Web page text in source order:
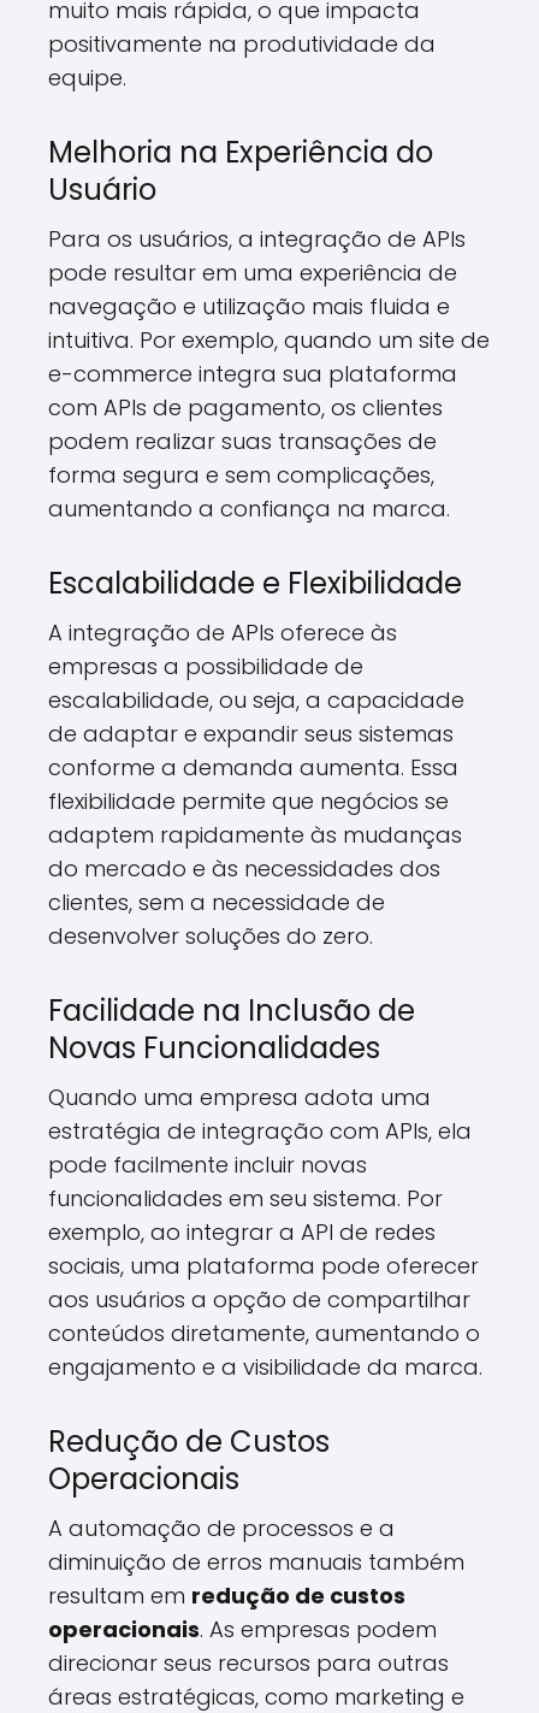
muito mais rápida, o que impacta
positivamente na produtividade da
equipe.
Melhoria na Experiência do
Usuário
Para os usuários, a integração de APIs
pode resultar em uma experiência de
navegação e utilização mais fluida e
intuitiva. Por exemplo, quando um site de
e-commerce integra sua plataforma
com APIs de pagamento, os clientes
podem realizar suas transações de
forma segura e sem complicações,
aumentando a confiança na marca.
Escalabilidade e Flexibilidade
A integração de APIs oferece às
empresas a possibilidade de
escalabilidade, ou seja, a capacidade
de adaptar e expandir seus sistemas
conforme a demanda aumenta. Essa
flexibilidade permite que negócios se
adaptem rapidamente às mudanças
do mercado e às necessidades dos
clientes, sem a necessidade de
desenvolver soluções do zero.
Facilidade na Inclusão de
Novas Funcionalidades
Quando uma empresa adota uma
estratégia de integração com APIs, ela
pode facilmente incluir novas
funcionalidades em seu sistema. Por
exemplo, ao integrar a API de redes
sociais, uma plataforma pode oferecer
aos usuários a opção de compartilhar
conteúdos diretamente, aumentando o
engajamento e a visibilidade da marca.
Redução de Custos
Operacionais
A automação de processos e a
diminuição de erros manuais também
resultam em redução de custos
operacionais. As empresas podem
direcionar seus recursos para outras
áreas estratégicas, como marketing e